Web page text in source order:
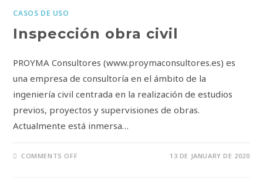
CASOS DE USO
Inspección obra civil
PROYMA Consultores (www.proymaconsultores.es) es
una empresa de consultoría en el ámbito de la
ingeniería civil centrada en la realización de estudios
previos, proyectos y supervisiones de obras.
Actualmente está inmersa…
COMMENTS OFF 13 DE JANUARY DE 2020